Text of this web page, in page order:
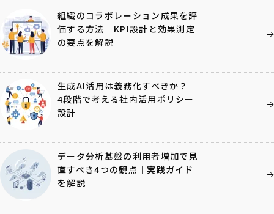
組織のコラボレーション成果を評
価する方法｜KPI設計と効果測定
の要点を解説
生成AI活用は義務化すべきか？｜
4段階で考える社内活用ポリシー
設計
データ分析基盤の利用者増加で見
直すべき4つの観点｜実践ガイド
を解説